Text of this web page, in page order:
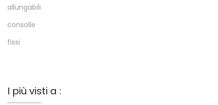
allungabili
consolle
fissi
I più visti a :